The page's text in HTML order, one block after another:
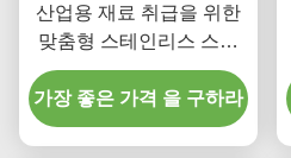
산업용 재료 취급을 위한
맞춤형 스테인리스 스틸
열 저항 스크루 오거 컨베
이어
가장 좋은 가격 을 구하라